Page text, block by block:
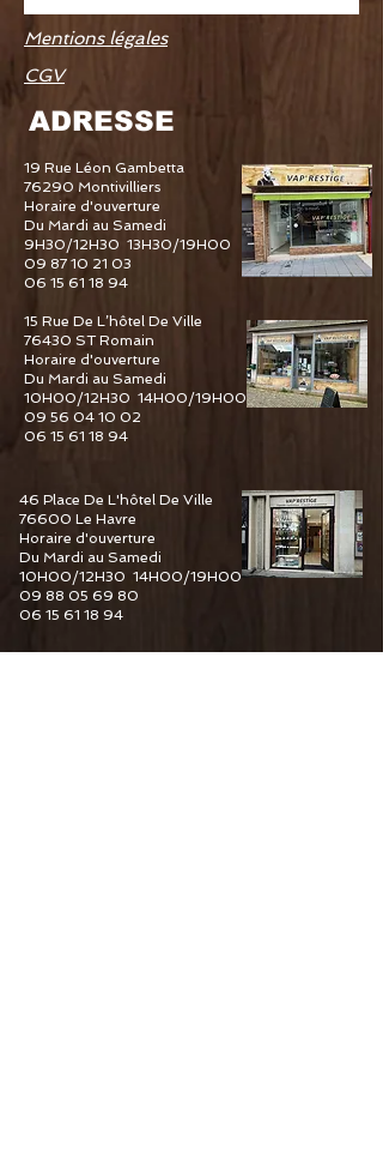
Mentions légales
CGV
ADRESSE
19 Rue Léon Gambetta
76290 Montivilliers
Horaire d'ouverture
Du Mardi au Samedi
9H30/12H30 13H30/19H00
09 87 10 21 03
06 15 61 18 94
15 Rue De L’hôtel De Ville
76430 ST Romain
Horaire d'ouverture
Du Mardi au Samedi
10H00/12H30 14H00/19H00
09 56 04 10 02
06 15 61 18 94
46 Place De L'hôtel De Ville
76600 Le Havre
Horaire d'ouverture
Du Mardi au Samedi
10H00/12H30 14H00/19H00
09 88 05 69 80
06 15 61 18 94